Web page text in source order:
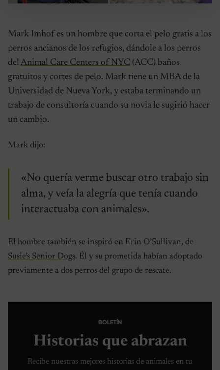
Mark Imhof es un hombre que corta el pelo gratis a los
perros ancianos de los refugios, dándole a los perros
del Animal Care Centers of NYC (ACC) baños
gratuitos y cortes de pelo. Mark tiene un MBA de la
Universidad de Nueva York, y estaba terminando un
trabajo de consultoría cuando su novia le sugirió hacer
un cambio.
Mark dijo:
«No quería verme buscar otro trabajo sin
alma, y veía la alegría que tenía cuando
interactuaba con animales».
El hombre también se inspiró en Erin O’Sullivan, de
Susie’s Senior Dogs. Él y su prometida habían adoptado
previamente a dos perros del grupo de rescate.
BOLETÍN
Historias que abrazan
Recibe nuestras mejores historias de animales en tu